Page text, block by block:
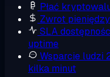
Płać
Zwrot
SLA
uptime
Wsparcie ludzi
kilka minut